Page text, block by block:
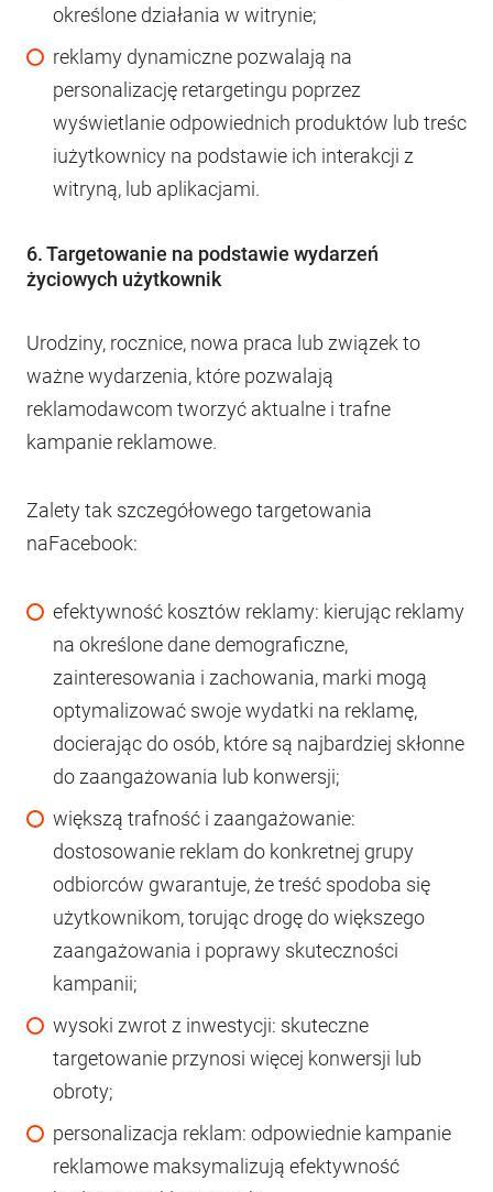
określone działania w witrynie;
reklamy dynamiczne pozwalają na
personalizację retargetingu poprzez
wyświetlanie odpowiednich produktów lub treśc
iużytkownicy na podstawie ich interakcji z
witryną, lub aplikacjami.
6. Targetowanie na podstawie wydarzeń
życiowych użytkownik
Urodziny, rocznice, nowa praca lub związek to
ważne wydarzenia, które pozwalają
reklamodawcom tworzyć aktualne i trafne
kampanie reklamowe.
Zalety tak szczegółowego targetowania
naFacebook:
efektywność kosztów reklamy: kierując reklamy
na określone dane demograficzne,
zainteresowania i zachowania, marki mogą
optymalizować swoje wydatki na reklamę,
docierając do osób, które są najbardziej skłonne
do zaangażowania lub konwersji;
większą trafność i zaangażowanie:
dostosowanie reklam do konkretnej grupy
odbiorców gwarantuje, że treść spodoba się
użytkownikom, torując drogę do większego
zaangażowania i poprawy skuteczności
kampanii;
wysoki zwrot z inwestycji: skuteczne
targetowanie przynosi więcej konwersji lub
obroty;
personalizacja reklam: odpowiednie kampanie
reklamowe maksymalizują efektywność